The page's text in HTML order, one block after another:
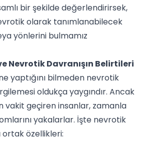
bir şekilde değerlendirirsek,
olarak tanımlanabilecek
yönlerini bulmamız
Nevrotik Davranışın Belirtileri
yaptığını bilmeden nevrotik
oldukça yaygındır. Ancak
vakit geçiren insanlar, zamanla
yakalarlar. İşte nevrotik
ortak özellikleri: